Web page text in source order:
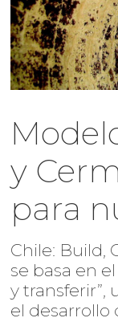
y
para
Chile: Build,
se basa en
y transferir”,
el desarrollo